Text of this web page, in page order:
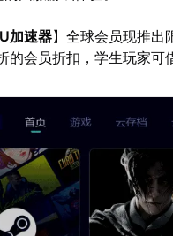
加速器】全球会员现推出
的会员折扣，学生玩家可